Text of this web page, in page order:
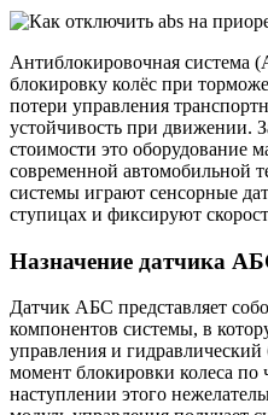
Антиблокировочная система
блокировку колёс при
потери управления
устойчивость при движении.
стоимости это оборудование
современной автомобильной
системы играют сенсорные
ступицах и фиксируют
Назначение датчика
Датчик АБС представляет
компонентов системы, в
управления и гидравлический
момент блокировки колеса по
наступлении этого